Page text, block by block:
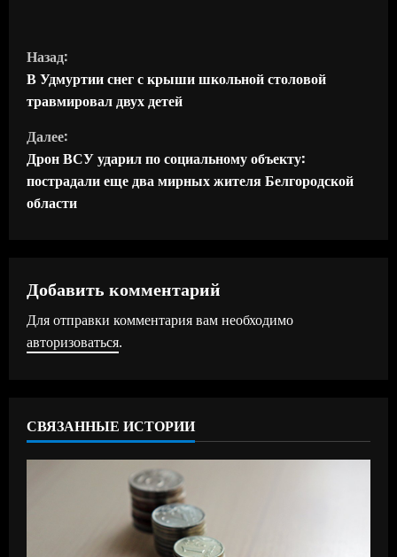
П
р
о
д
о
и
т
ч
т
Назад:
В Удмуртии снег с крыши школьной столовой
травмировал двух детей
Далее:
Дрон ВСУ ударил по социальному объекту:
пострадали еще два мирных жителя Белгородской
области
Добавить комментарий
Для отправки комментария вам необходимо
авторизоваться.
СВЯЗАННЫЕ ИСТОРИИ